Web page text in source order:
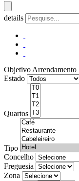
details
Objetivo Arrendamento
Estado
Quartos
Tipo
Concelho
Freguesia
Zona